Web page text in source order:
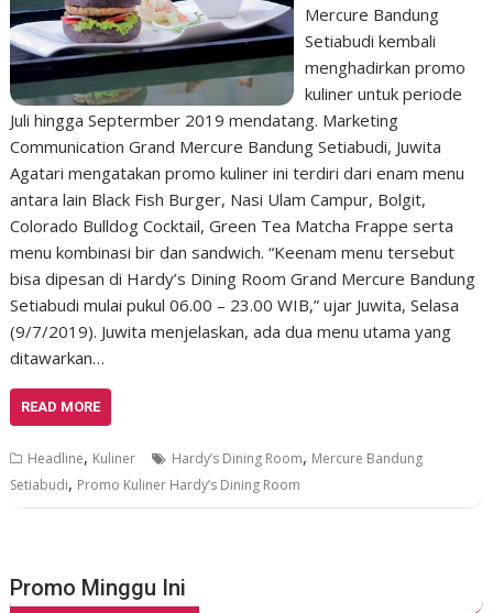
Mercure Bandung
Setiabudi kembali
menghadirkan promo
kuliner untuk periode
Juli hingga Septermber 2019 mendatang. Marketing
Communication Grand Mercure Bandung Setiabudi, Juwita
Agatari mengatakan promo kuliner ini terdiri dari enam menu
antara lain Black Fish Burger, Nasi Ulam Campur, Bolgit,
Colorado Bulldog Cocktail, Green Tea Matcha Frappe serta
menu kombinasi bir dan sandwich. “Keenam menu tersebut
bisa dipesan di Hardy’s Dining Room Grand Mercure Bandung
Setiabudi mulai pukul 06.00 – 23.00 WIB,” ujar Juwita, Selasa
(9/7/2019). Juwita menjelaskan, ada dua menu utama yang
ditawarkan…
READ MORE
Headline, Kuliner Hardy’s Dining Room, Mercure Bandung
Setiabudi, Promo Kuliner Hardy’s Dining Room
Promo Minggu Ini